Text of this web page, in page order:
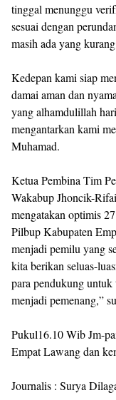
tinggal menunggu
sesuai dengan
masih ada yang
Kedepan kami siap
damai aman dan
yang alhamdulillah
mengantarkan kami
Muhamad.
Ketua Pembina Tim
Wakabup Jhoncik-
mengatakan optimis
Pilbup Kabupaten
menjadi pemilu yang
kita berikan seluas-
para pendukung
menjadi pemenang,”
Pukul16.10 Wib Jm-
Empat Lawang dan
Journalis : Surya